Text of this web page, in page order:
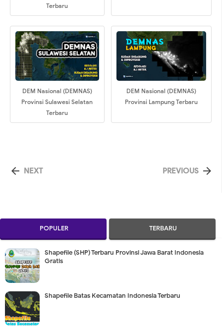
Terbaru
DEM Nasional (DEMNAS)
Provinsi Sulawesi Selatan
Terbaru
DEM Nasional (DEMNAS)
Provinsi Lampung Terbaru
 NEXT 
PREVIOUS
POPULER TERBARU
Shapefile (SHP) Terbaru Provinsi Jawa Barat Indonesia
Gratis
Shapefile Batas Kecamatan Indonesia Terbaru